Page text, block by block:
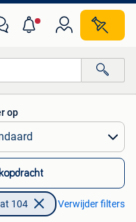
op
104 Verwijder filters